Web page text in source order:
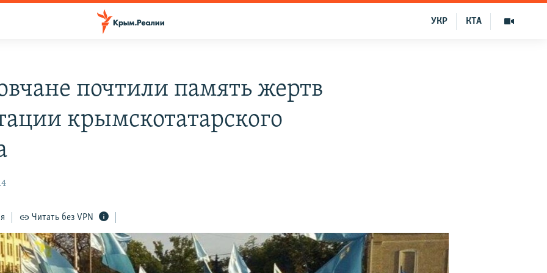
КТА
УКР
почтили память жертв
крымскотатарского
Читать без VPN